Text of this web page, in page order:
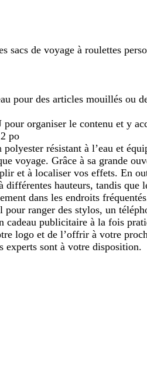
sacs de voyage à roulettes
pour des articles mouillés ou
organiser le contenu et y
po
résistant à l’eau et
voyage. Grâce à sa grande
et à localiser vos effets. En
hauteurs, tandis que
dans les endroits
pour ranger des stylos, un
cadeau publicitaire à la fois
logo et de l’offrir à votre
experts sont à votre disposition.